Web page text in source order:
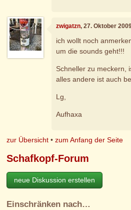
zwigatzn, 27. Oktober
ich wollt noch
um die sounds geht!!!
Schneller zu meckern,
alles andere ist auch
Lg,
Aufhaxa
zur Übersicht •zum Anfang der Seite
Schafkopf-Forum
neue Diskussion erstellen
Einschränken nach…